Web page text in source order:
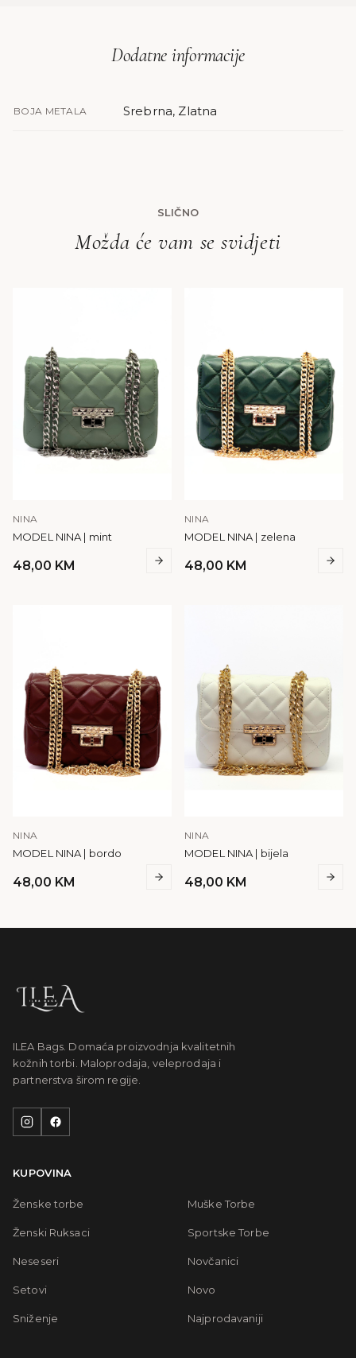
Dodatne informacije
BOJA METALA Srebrna, Zlatna
SLIČNO
Možda će vam se svidjeti
NINA
MODEL NINA | mint
48,00 KM
NINA
MODEL NINA | zelena
48,00 KM
NINA
MODEL NINA | bordo
48,00 KM
NINA
MODEL NINA | bijela
48,00 KM
ILEA Bags. Domaća proizvodnja kvalitetnih
kožnih torbi. Maloprodaja, veleprodaja i
partnerstva širom regije.
KUPOVINA
Ženske torbe Muške Torbe
Ženski Ruksaci Sportske Torbe
Neseseri Novčanici
Setovi Novo
Sniženje Najprodavaniji